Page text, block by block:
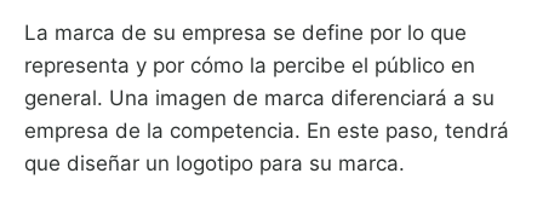
La marca de su empresa se define por lo que
representa y por cómo la percibe el público en
general. Una imagen de marca diferenciará a su
empresa de la competencia. En este paso, tendrá
que diseñar un logotipo para su marca.